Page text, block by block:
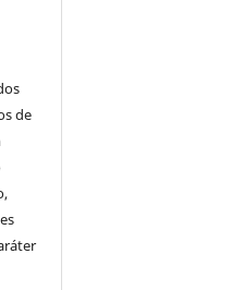
de